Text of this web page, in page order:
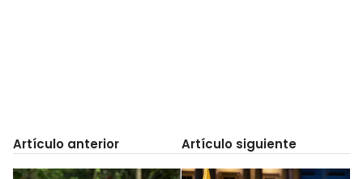
Artículo anterior Artículo siguiente